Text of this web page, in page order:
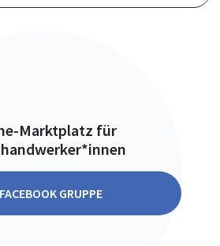
Marktplatz für
FACEBOOK GRUPPE